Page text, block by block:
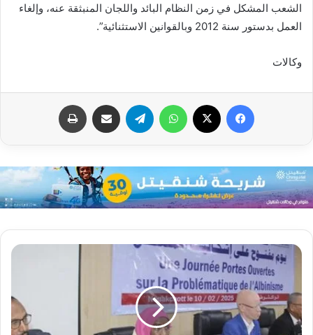
الشعب المشكل في زمن النظام البائد واللجان المنبثقة عنه، وإلغاء
العمل بدستور سنة 2012 وبالقوانين الاستثنائية”.
وكالات
فيسبوك واتساب تيلقرام مشاركة عبر البريد